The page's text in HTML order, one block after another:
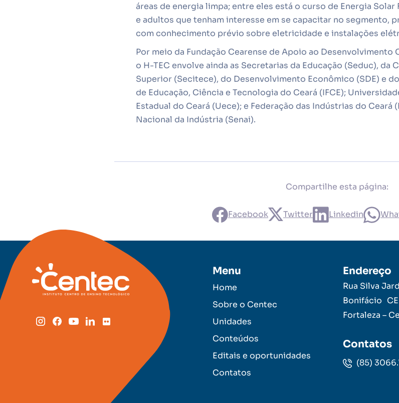
áreas de energia limpa; entre eles está o curso de Energia
e adultos que tenham interesse em se capacitar no segmento,
com conhecimento prévio sobre eletricidade e instalações
Por meio da Fundação Cearense de Apoio ao
o H-TEC envolve ainda as Secretarias da Educação (Seduc), da
Superior (Secitece), do Desenvolvimento Econômico (SDE) e
de Educação, Ciência e Tecnologia do Ceará (IFCE);
Estadual do Ceará (Uece); e Federação das Indústrias do Ceará
Nacional da Indústria (Senai).
Compartilhe esta página:
Facebook Twitter Linkedin
Menu
Home
Sobre o Centec
Unidades
Conteúdos
Editais e oportunidades
Contatos
Endereço
Rua Silva
Bonifácio
Fortaleza –
Contatos
(85)